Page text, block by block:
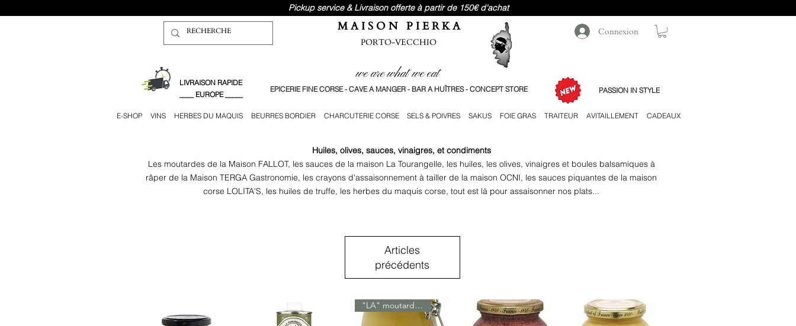
Pickup service & Livraison offerte à partir de 150€ d'achat
M A I S O N P I E R K A
PORTO-VECCHIO
​LIVRAISON RAPIDE
____ EUROPE _____
we are what we eat
EPICERIE FINE CORSE - CAVE A MANGER - BAR A HUÎTRES - CONCEPT STORE
Connexion
PASSION IN STYLE
E-SHOP VINS HERBES DU MAQUIS BEURRES BORDIER CHARCUTERIE CORSE SELS & POIVRES SAKUS FOIE GRAS TRAITEUR AVITAILLEMENT CADEAUX
Huiles, olives, sauces, vinaigres, et condiments
Les moutardes de la Maison FALLOT, les sauces de la maison La Tourangelle, les huiles, les olives, vinaigres et boules balsamiques à
râper de la Maison TERGA Gastronomie, les crayons d'assaisonnement à tailler de la maison OCNI, les sauces piquantes de la maison
corse LOLITA'S, les huiles de truffe, les herbes du maquis corse, tout est là pour assaisonner nos plats...
Articles
précédents
"LA" moutarde...